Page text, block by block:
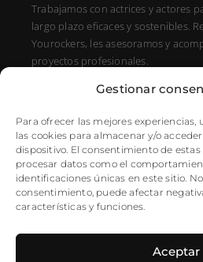
Gestionar
Para ofrecer las mejores
las cookies para almacenar y/o
dispositivo. El consentimiento de
procesar datos como el
identificaciones únicas en este sitio.
consentimiento, puede afectar
características y funciones.
Aceptar
Trabajamos con actrices y actores
largo plazo eficaces y sostenibles.
Yourockers, les asesoramos y
proyectos profesionales.
DIRECCIÓN
SÍGUENOS
Instagram
NEWSLETTER